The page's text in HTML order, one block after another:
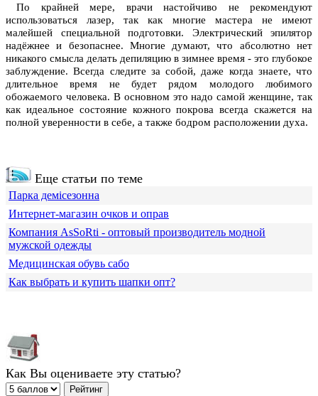
По крайней мере, врачи настойчиво не рекомендуют
использоваться лазер, так как многие мастера не имеют
малейшей специальной подготовки. Электрический эпилятор
надёжнее и безопаснее. Многие думают, что абсолютно нет
никакого смысла делать депиляцию в зимнее время - это глубокое
заблуждение. Всегда следите за собой, даже когда знаете, что
длительное время не будет рядом молодого любимого
обожаемого человека. В основном это надо самой женщине, так
как идеальное состояние кожного покрова всегда скажется на
полной уверенности в себе, а также бодром расположении духа.
Еще статьи по теме
Парка демісезонна
Интернет-магазин очков и оправ
Компания АsSoRti - оптовый производитель модной
мужской одежды
Медицинская обувь сабо
Как выбрать и купить шапки опт?
Как Вы оцениваете эту статью?